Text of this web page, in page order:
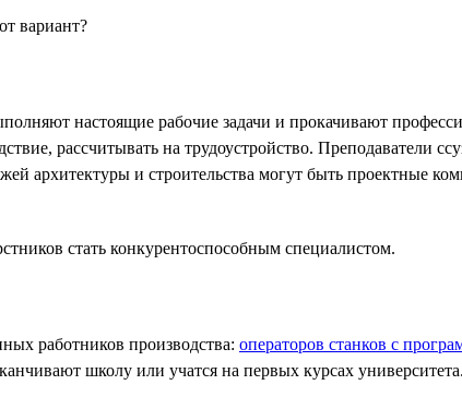
вариант?
настоящие рабочие задачи и прокачивают
рассчитывать на трудоустройство. Преподаватели
архитектуры и строительства могут быть проектные
стать конкурентоспособным специалистом.
работников производства: операторов станков с
школу или учатся на первых курсах университета.